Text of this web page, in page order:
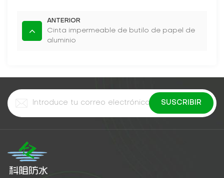
ANTERIOR
Cinta impermeable de butilo de papel de
aluminio